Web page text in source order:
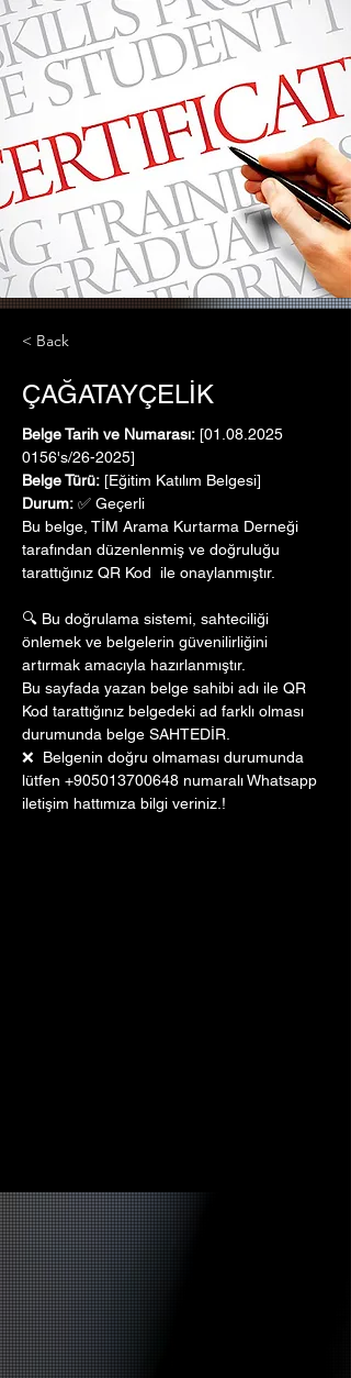
< Back
ÇAĞATAYÇELİK
Belge Tarih ve Numarası: [01.08.2025
0156's/26-2025]
Belge Türü: [Eğitim Katılım Belgesi]
Durum: ✅ Geçerli
Bu belge, TİM Arama Kurtarma Derneği
tarafından düzenlenmiş ve doğruluğu
tarattığınız QR Kod  ile onaylanmıştır.
🔍 Bu doğrulama sistemi, sahteciliği
önlemek ve belgelerin güvenilirliğini
artırmak amacıyla hazırlanmıştır.
Bu sayfada yazan belge sahibi adı ile QR
Kod tarattığınız belgedeki ad farklı olması
durumunda belge SAHTEDİR.
❌  Belgenin doğru olmaması durumunda
lütfen +905013700648 numaralı Whatsapp
iletişim hattımıza bilgi veriniz.!